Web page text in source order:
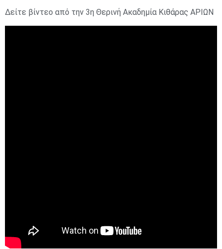
Δείτε βίντεο από την 3η Θερινή Ακαδημία Κιθάρας ΑΡΙΩΝ